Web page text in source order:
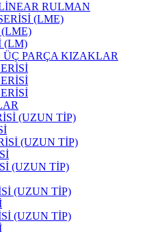
RULMAN
(LME)
(LME)
(LM)
ÜÇ PARÇA KIZAKLAR
(UZUN TİP)
(UZUN TİP)
(UZUN TİP)
(UZUN TİP)
(UZUN TİP)